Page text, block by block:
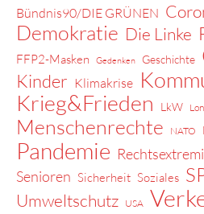
Bündnis90/DIE GRÜNEN
Demokratie Die Linke
FFP2-Masken Gedenken Geschichte
Kinder Klimakrise
Krieg&Frieden
LkW
Menschenrechte NATO
Pandemie
Senioren Sicherheit Soziales
Umweltschutz USA